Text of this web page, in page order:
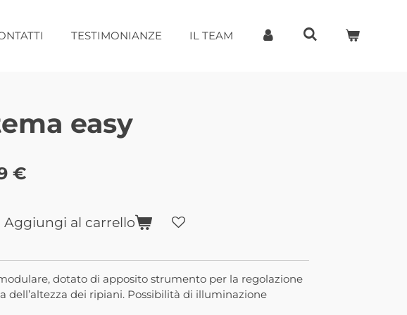
TESTIMONIANZE IL TEAM
easy
€
Aggiungi al carrello
dotato di apposito strumento per la regolazione
dell’altezza dei ripiani. Possibilità di illuminazione